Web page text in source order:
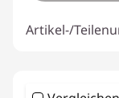
Artikel-/